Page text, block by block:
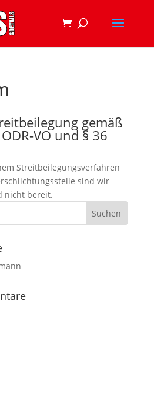
gemäß
VO und § 36
Streitbeilegungsverfahren
sind wir
nicht bereit.